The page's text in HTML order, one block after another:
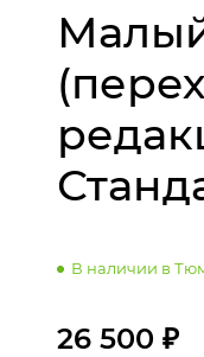
В наличии в
26 500 ₽